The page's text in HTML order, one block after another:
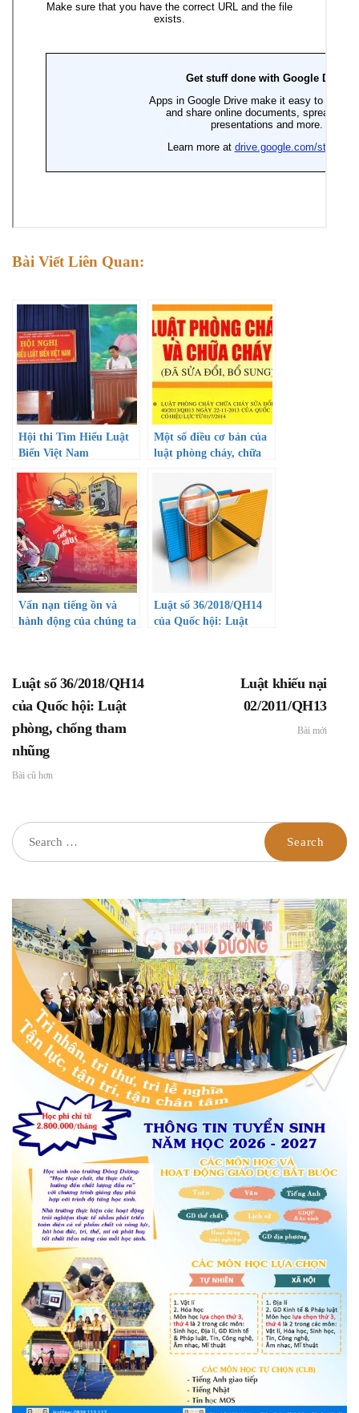
Bài Viết Liên Quan:
Hội thi Tìm Hiểu Luật
Biển Việt Nam
Một số điều cơ bản của
luật phòng cháy, chữa
Vấn nạn tiếng ồn và
hành động của chúng ta
Luật số 36/2018/QH14
của Quốc hội: Luật
Luật số 36/2018/QH14
của Quốc hội: Luật
phòng, chống tham
nhũng
Bài cũ hơn
Luật khiếu nại
02/2011/QH13
Bài mới